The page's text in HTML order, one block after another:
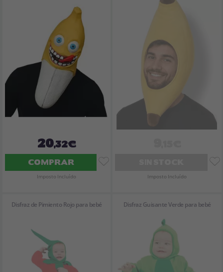
20,32€
COMPRAR
Imposto Incluído Imposto Incluído
Disfraz de Pimiento Rojo para bebé Disfraz Guisante Verde para bebé